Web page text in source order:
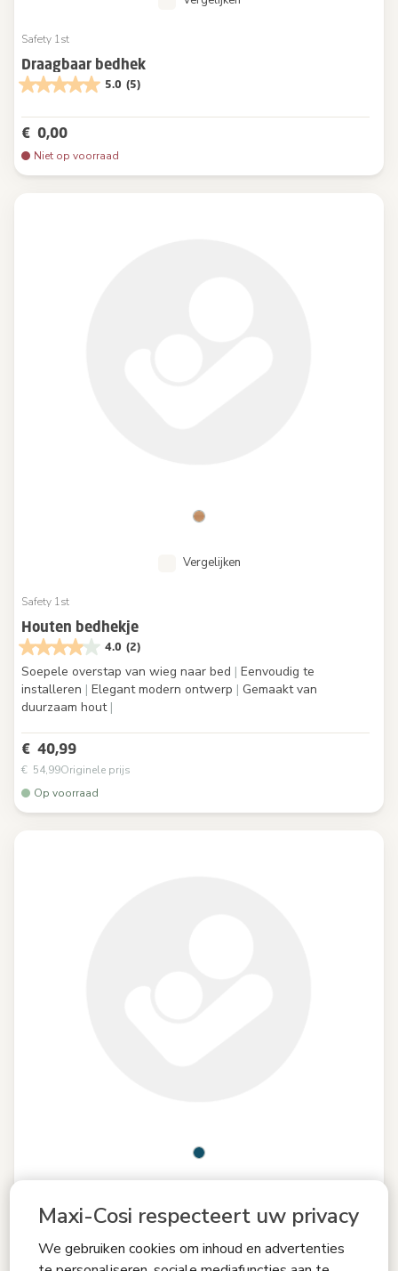
Maxi-Cosi respecteert uw privacy
We gebruiken cookies om inhoud en advertenties
Safety 1st
Draagbaar bedhek
5.0 (5)
€ 0,00
Niet op voorraad
Vergelijken
Safety 1st
Houten bedhekje
4.0 (2)
Soepele overstap van wieg naar bed | Eenvoudig te
installeren | Elegant modern ontwerp | Gemaakt van
duurzaam hout |
€ 40,99
€ 54,99Originele prijs
Op voorraad
Extra groot bedhekje 150 cm